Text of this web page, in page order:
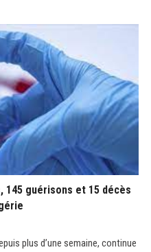
145 guérisons et 15 décès
plus d’une semaine, continue